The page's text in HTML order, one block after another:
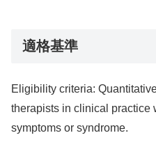
適格基準
Eligibility criteria:
therapists in clinical practice
symptoms or syndrome.